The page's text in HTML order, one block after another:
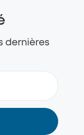
dernières